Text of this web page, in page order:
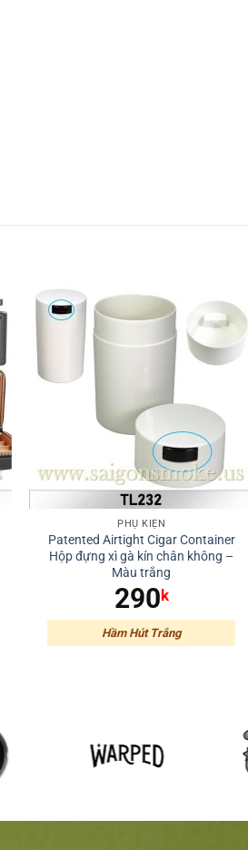
PHỤ KIỆN
Patented Airtight Cigar Container
Hộp đựng xì gà kín chân không –
Màu trắng
290 k
Hầm Hút Trắng